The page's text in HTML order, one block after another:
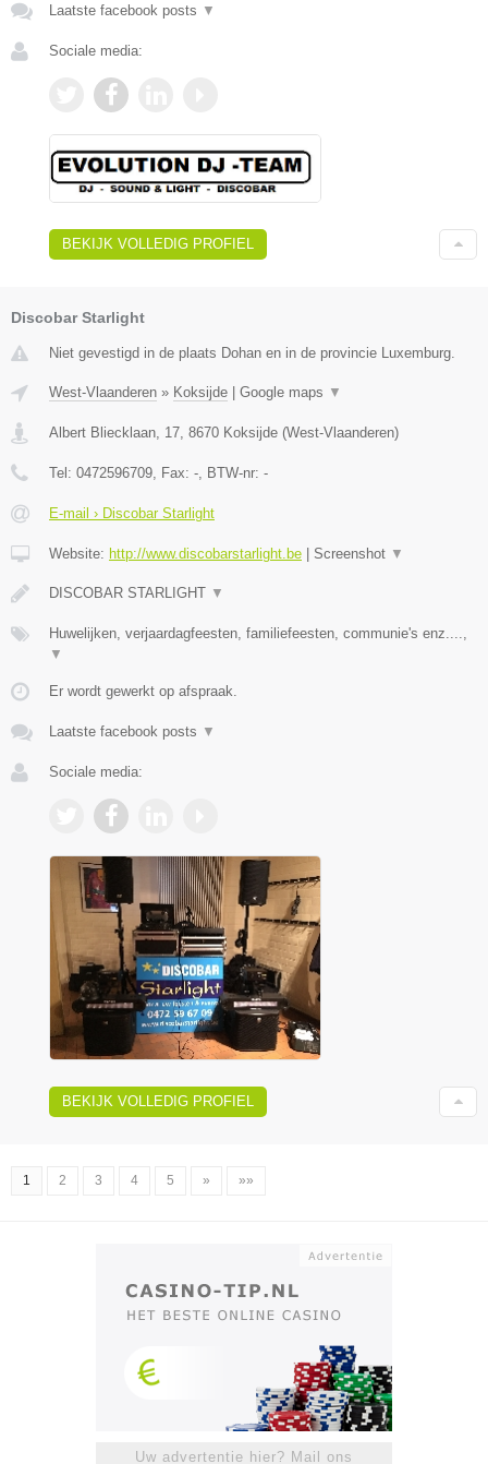
Laatste facebook posts ▼
Sociale media:
BEKIJK VOLLEDIG PROFIEL
Discobar Starlight
Niet gevestigd in de plaats Dohan en in de provincie Luxemburg.
West-Vlaanderen » Koksijde Google maps ▼
Albert Bliecklaan, 17, 8670 Koksijde (West-Vlaanderen)
Tel: 0472596709, Fax: -, BTW-nr: -
E-mail › Discobar Starlight
Website: http://www.discobarstarlight.be Screenshot ▼
DISCOBAR STARLIGHT ▼
Huwelijken, verjaardagfeesten, familiefeesten, communie's enz....,
▼
Er wordt gewerkt op afspraak.
Laatste facebook posts ▼
Sociale media:
BEKIJK VOLLEDIG PROFIEL
1 2 3 4 5 » »»
Uw advertentie hier? Mail ons